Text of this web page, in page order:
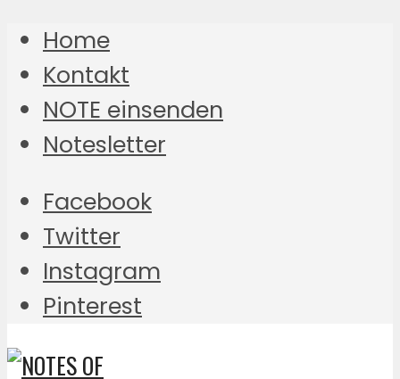
Home
Kontakt
NOTE einsenden
Notesletter
Facebook
Twitter
Instagram
Pinterest